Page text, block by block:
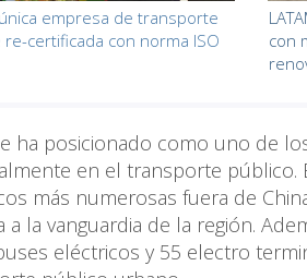
empresa de transporte
re-certificada con norma ISO
con
ha posicionado como uno de
en el transporte
más numerosas fuera de
a la vanguardia de la región.
eléctricos y 55 electro